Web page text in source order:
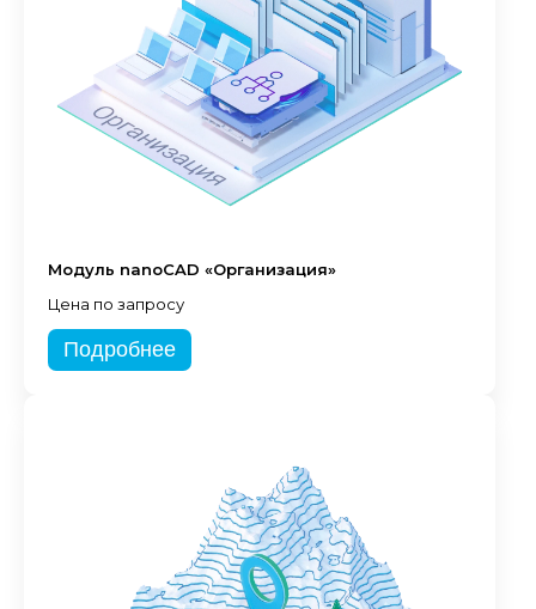
Модуль nanoCAD «Организация»
Цена по запросу
Подробнее